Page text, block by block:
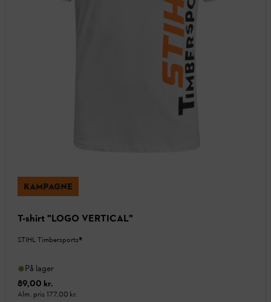
KAMPAGNE
T-shirt "LOGO VERTICAL"
STIHL Timbersports®
På lager
89,00 kr.
Alm. pris 177,00 kr.